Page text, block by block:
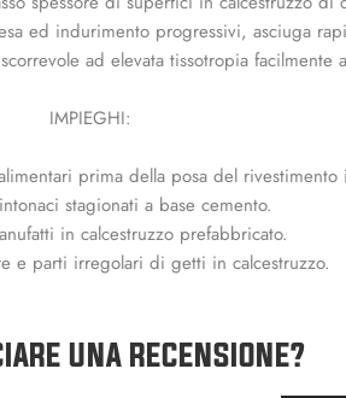
ed indurimento progressivi, asciuga
ad elevata tissotropia facilmente
IMPIEGHI:
prima della posa del
stagionati a base cemento.
in calcestruzzo prefabbricato.
e parti irregolari di getti in calcestruzzo.
UNA RECENSIONE?